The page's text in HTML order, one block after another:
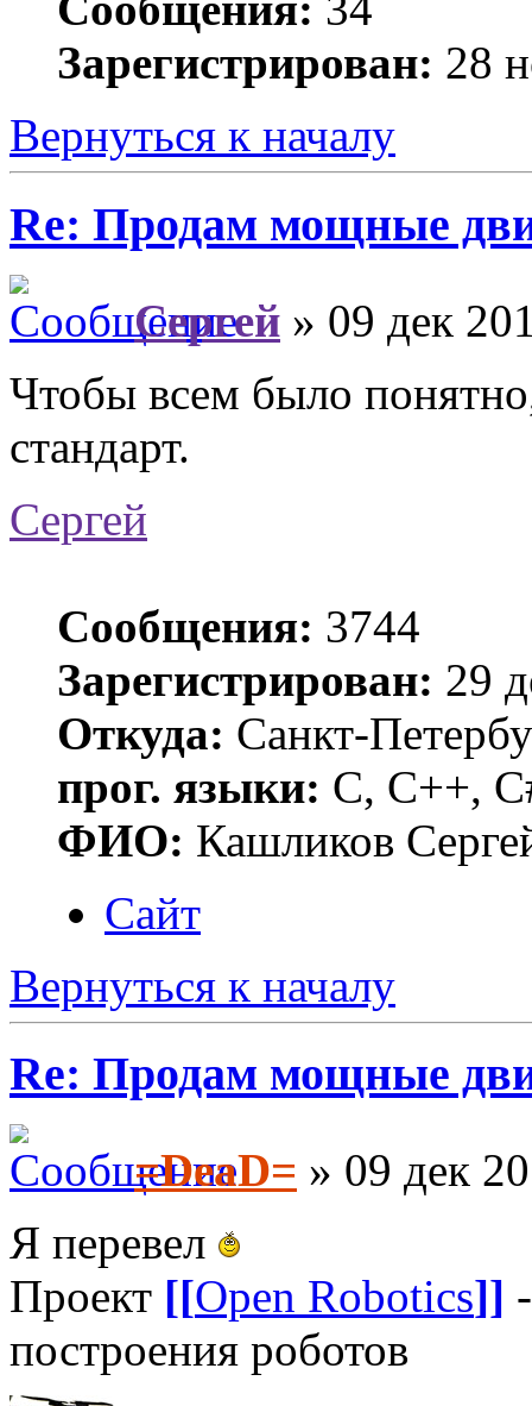
Зарегистрирован: 28
Вернуться к началу
Re: Продам мощные
Сергей » 09 дек
Чтобы всем было
стандарт.
Сергей
Сообщения: 3744
Зарегистрирован: 29
Откуда: Санкт-
прог. языки: C, C++,
ФИО: Кашликов
Сайт
Вернуться к началу
Re: Продам мощные
=DeaD= » 09 дек
Я перевел
Проект [[Open Robotics]]
построения роботов